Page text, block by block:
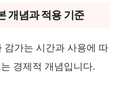
개념과 적용 기준
감가는 시간과 사용에 따
경제적 개념입니다.